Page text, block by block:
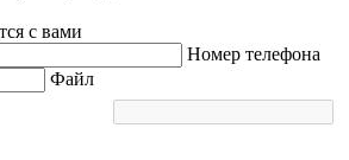
с вами
Номер телефона
Файл